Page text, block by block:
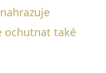
ochutnat také